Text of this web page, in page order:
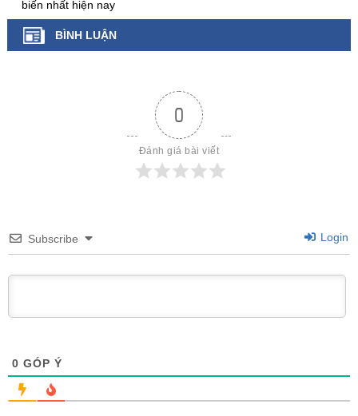
biến nhất hiện nay
BÌNH LUẬN
0
Đánh giá bài viết
Subscribe Login
0 GÓP Ý